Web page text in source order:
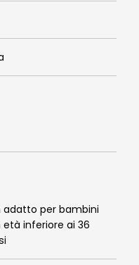
adatto per bambini
età inferiore ai 36